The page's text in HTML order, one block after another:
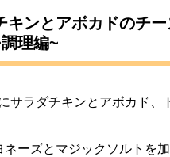
キンとアボカドのチ
理編~
サラダチキンとアボカド、
ネーズとマジックソルトを